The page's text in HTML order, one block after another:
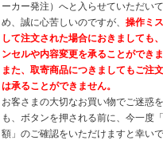
ーカー発注）へと入らせていただい
め、誠に心苦しいのですが、 操作ミ
して注文された場合におきましても
ンセルや内容変更を承ることができ
また、取寄商品につきましてもご注
は承ることができません。
お客さまの大切なお買い物でご迷惑
も、ボタンを押される前に、今一度
額」のご確認をいただけますと幸い